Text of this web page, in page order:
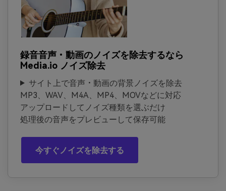
録音音声・動画のノイズを除去するなら
Media.io ノイズ除去
サイト上で音声・動画の背景ノイズを除去
MP3、WAV、M4A、MP4、MOVなどに対応
アップロードしてノイズ種類を選ぶだけ
処理後の音声をプレビューして保存可能
今すぐノイズを除去する